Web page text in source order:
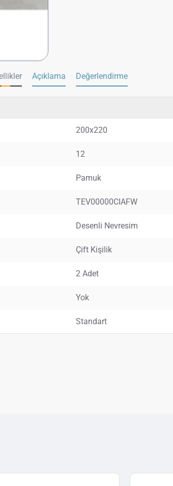
Açıklama Değerlendirme
200x220
12
Pamuk
TEV00000CIAFW
Desenli Nevresim
Çift Kişilik
2 Adet
Yok
Standart